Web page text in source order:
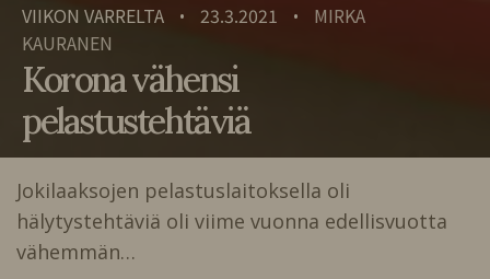
VIIKON VARRELTA • 23.3.2021 •
MIRKA
KAURANEN
Korona vähensi
pelastustehtäviä
Jokilaaksojen pelastuslaitoksella oli
hälytystehtäviä oli viime vuonna edellisvuotta
vähemmän…